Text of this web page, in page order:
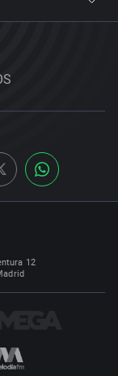
12